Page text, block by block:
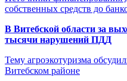
собственных средств до
В Витебской области за
тысячи нарушений ПДД
Тему агроэкотуризма
Витебском районе